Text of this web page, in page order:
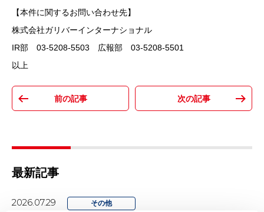
【本件に関するお問い合わせ先】
株式会社ガリバーインターナショナル
IR部 03-5208-5503 広報部 03-5208-5501
以上
最新記事
2026.07.29 その他